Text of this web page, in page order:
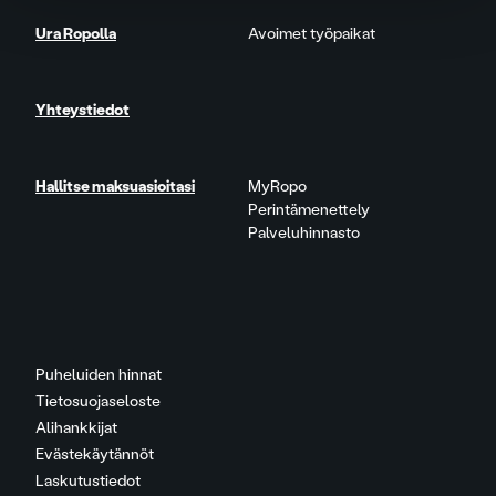
Puheluiden hinnat
Tietosuojaseloste
Alihankkijat
Evästekäytännöt
Laskutustiedot
Ura Ropolla Avoimet työpaikat
Yhteystiedot
Hallitse maksuasioitasi
MyRopo
Perintämenettely
Palveluhinnasto